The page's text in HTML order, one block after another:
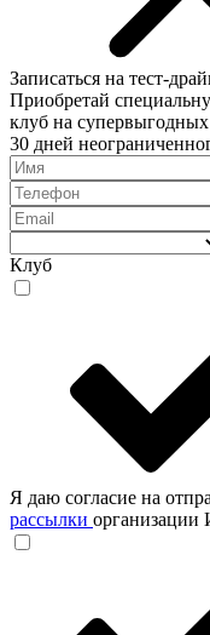
Записаться на тест-
Приобретай
клуб на
30 дней
Клуб
Я даю согласие на
рассылки